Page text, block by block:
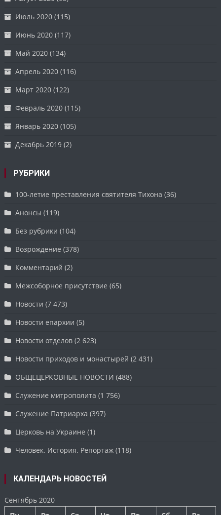
Июль 2020 (115)
Июнь 2020 (117)
Май 2020 (134)
Апрель 2020 (116)
Март 2020 (122)
Февраль 2020 (115)
Январь 2020 (105)
Декабрь 2019 (2)
РУБРИКИ
100-летие преставления святителя Тихона (36)
Анонсы (119)
Без рубрики (104)
Возрождение (378)
Комментарий (2)
Межсоборное присутствие (65)
Новости (7 473)
Новости епархии (5)
Новости отделов (2 623)
Новости приходов и монастырей (2 431)
ОБЩЕЦЕРКОВНЫЕ НОВОСТИ (488)
Служение митрополита (1 756)
Служение Патриарха (397)
Церковь на Украине (1)
Человек. История. Репортаж (118)
КАЛЕНДАРЬ НОВОСТЕЙ
Сентябрь 2020